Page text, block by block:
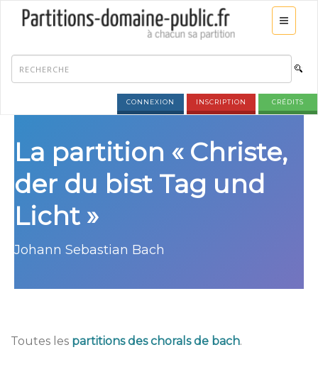
CONNEXION INSCRIPTION CRÉDITS
La partition « Christe,
der du bist Tag und
Licht »
Johann Sebastian Bach
Toutes les partitions des chorals de bach.